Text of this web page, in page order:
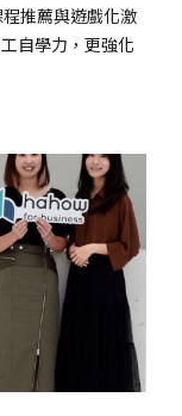
推薦與遊戲化激
自學力，更強化